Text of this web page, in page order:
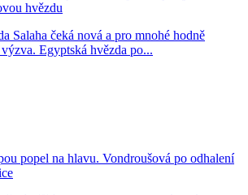
hvězdu
Salaha čeká nová a pro mnohé hodně
Egyptská hvězda po...
popel na hlavu. Vondroušová po odhalení